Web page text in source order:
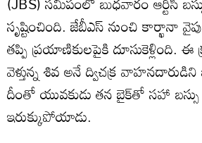
సృష్టించింది. జేబీఎస్ నుంచి కార్ఖానా వైపు
తప్పి ప్రయాణికులపైకి దూసుకెళ్లింది. ఈ
వెళ్తున్న శివ అనే ద్విచక్ర
దీంతో యువకుడు తన బైక్‌తో సహా
ఇరుక్కుపోయాడు.